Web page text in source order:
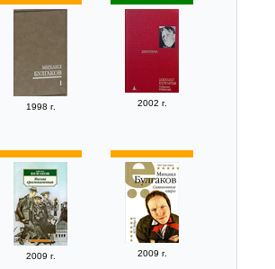
1998 г. 2002 г.
2009 г. 2009 г.